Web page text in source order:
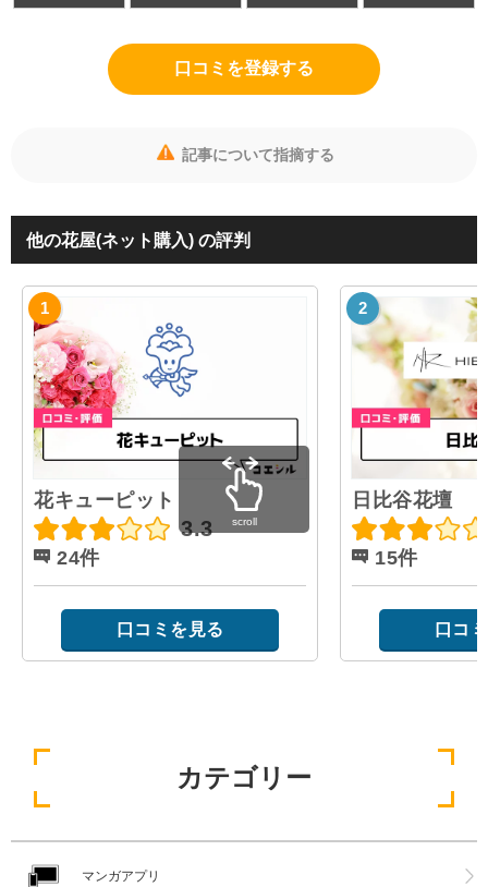
口コミを登録する
記事について指摘する
他の花屋(ネット購入) の評判
花キューピット
3.3
24件
口コミを見る
日比谷花壇
15件
口コ
scroll
カテゴリー
マンガアプリ